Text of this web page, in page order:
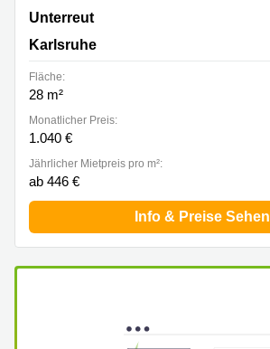
Unterreut 6, Karlsruhe
Unterreut
Karlsruhe
Fläche:
28 m²
Monatlicher Preis:
1.040 €
Jährlicher Mietpreis pro m²:
ab 446 €
Info & Preise Sehen